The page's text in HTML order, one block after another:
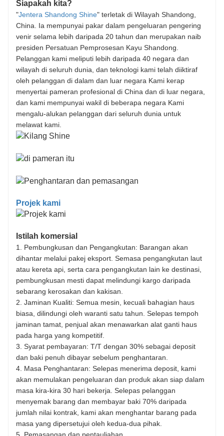
Siapakah kita?
"Jentera Shandong Shine" terletak di Wilayah Shandong,
China. Ia mempunyai pakar dalam pengeluaran pengering
venir selama lebih daripada 20 tahun dan merupakan naib
presiden Persatuan Pemprosesan Kayu Shandong.
Pelanggan kami meliputi lebih daripada 40 negara dan
wilayah di seluruh dunia, dan teknologi kami telah diiktiraf
oleh pelanggan di dalam dan luar negara Kami kerap
menyertai pameran profesional di China dan di luar negara,
dan kami mempunyai wakil di beberapa negara Kami
mengalu-alukan pelanggan dari seluruh dunia untuk
melawat kami.
Projek kami
Istilah komersial
1. Pembungkusan dan Pengangkutan: Barangan akan
dihantar melalui pakej eksport. Semasa pengangkutan laut
atau kereta api, serta cara pengangkutan lain ke destinasi,
pembungkusan mesti dapat melindungi kargo daripada
sebarang kerosakan dan kakisan.
2. Jaminan Kualiti: Semua mesin, kecuali bahagian haus
biasa, dilindungi oleh waranti satu tahun. Selepas tempoh
jaminan tamat, penjual akan menawarkan alat ganti haus
pada harga yang kompetitif.
3. Syarat pembayaran: T/T dengan 30% sebagai deposit
dan baki penuh dibayar sebelum penghantaran.
4. Masa Penghantaran: Selepas menerima deposit, kami
akan memulakan pengeluaran dan produk akan siap dalam
masa kira-kira 30 hari bekerja. Selepas pelanggan
menyemak barang dan membayar baki 70% daripada
jumlah nilai kontrak, kami akan menghantar barang pada
masa yang dipersetujui oleh kedua-dua pihak.